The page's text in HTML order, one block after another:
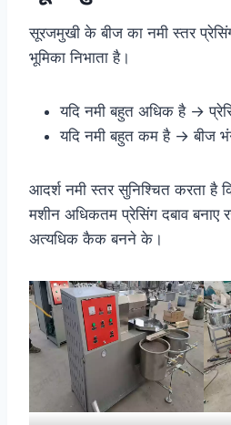
सूरजमुखी के बीज का नमी स्तर
भूमिका निभाता है।
यदि नमी बहुत अधिक है →
यदि नमी बहुत कम है → बीज
आदर्श नमी स्तर सुनिश्चित करता है
मशीन अधिकतम प्रेसिंग दबाव बनाए
अत्यधिक कैक बनने के।